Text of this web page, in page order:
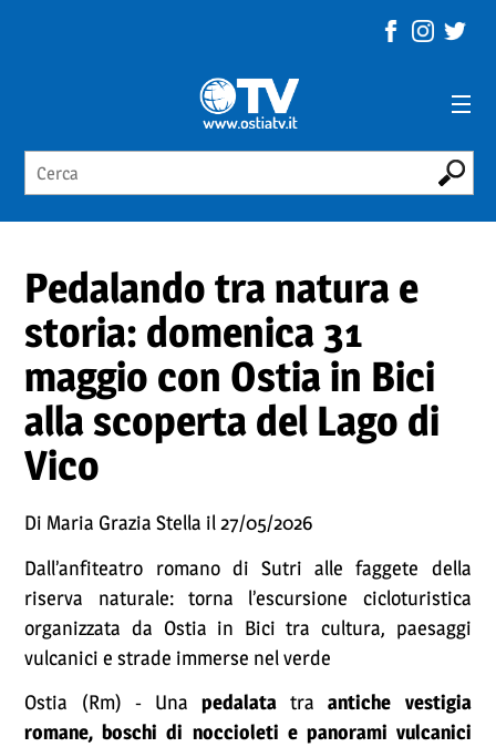
Pedalando tra natura e
storia: domenica 31
maggio con Ostia in Bici
alla scoperta del Lago di
Vico
Di Maria Grazia Stella il 27/05/2026
Dall’anfiteatro romano di Sutri alle faggete della
riserva naturale: torna l’escursione cicloturistica
organizzata da Ostia in Bici tra cultura, paesaggi
vulcanici e strade immerse nel verde
Ostia (Rm) - Unapedalata traantiche vestigia
romane, boschi di noccioleti e panorami vulcanici